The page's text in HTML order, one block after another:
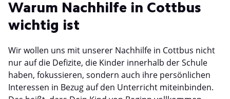
Warum Nachhilfe in Cottbus
wichtig ist
Wir wollen uns mit unserer Nachhilfe in Cottbus nicht
nur auf die Defizite, die Kinder innerhalb der Schule
haben, fokussieren, sondern auch ihre persönlichen
Interessen in Bezug auf den Unterricht miteinbinden.